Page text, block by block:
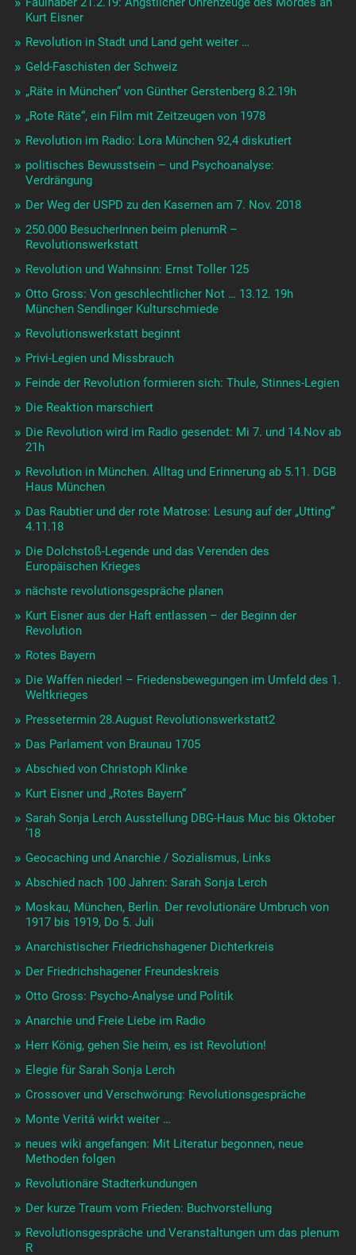
Kurt Eisner
Revolution in Stadt und Land geht weiter …
Geld-Faschisten der Schweiz
„Räte in München“ von Günther Gerstenberg 8.2.19h
„Rote Räte“, ein Film mit Zeitzeugen von 1978
Revolution im Radio: Lora München 92,4 diskutiert
politisches Bewusstsein – und Psychoanalyse:
Verdrängung
Der Weg der USPD zu den Kasernen am 7. Nov. 2018
250.000 BesucherInnen beim plenumR –
Revolutionswerkstatt
Revolution und Wahnsinn: Ernst Toller 125
Otto Gross: Von geschlechtlicher Not … 13.12. 19h
München Sendlinger Kulturschmiede
Revolutionswerkstatt beginnt
Privi-Legien und Missbrauch
Feinde der Revolution formieren sich: Thule, Stinnes-Legien
Die Reaktion marschiert
Die Revolution wird im Radio gesendet: Mi 7. und 14.Nov ab
21h
Revolution in München. Alltag und Erinnerung ab 5.11. DGB
Haus München
Das Raubtier und der rote Matrose: Lesung auf der „Utting“
4.11.18
Die Dolchstoß-Legende und das Verenden des
Europäischen Krieges
nächste revolutionsgespräche planen
Kurt Eisner aus der Haft entlassen – der Beginn der
Revolution
Rotes Bayern
Die Waffen nieder! – Friedensbewegungen im Umfeld des 1.
Weltkrieges
Pressetermin 28.August Revolutionswerkstatt2
Das Parlament von Braunau 1705
Abschied von Christoph Klinke
Kurt Eisner und „Rotes Bayern“
Sarah Sonja Lerch Ausstellung DBG-Haus Muc bis Oktober
’18
Geocaching und Anarchie / Sozialismus, Links
Abschied nach 100 Jahren: Sarah Sonja Lerch
Moskau, München, Berlin. Der revolutionäre Umbruch von
1917 bis 1919, Do 5. Juli
Anarchistischer Friedrichshagener Dichterkreis
Der Friedrichshagener Freundeskreis
Otto Gross: Psycho-Analyse und Politik
Anarchie und Freie Liebe im Radio
Herr König, gehen Sie heim, es ist Revolution!
Elegie für Sarah Sonja Lerch
Crossover und Verschwörung: Revolutionsgespräche
Monte Veritá wirkt weiter …
neues wiki angefangen: Mit Literatur begonnen, neue
Methoden folgen
Revolutionäre Stadterkundungen
Der kurze Traum vom Frieden: Buchvorstellung
Revolutionsgespräche und Veranstaltungen um das plenum
R